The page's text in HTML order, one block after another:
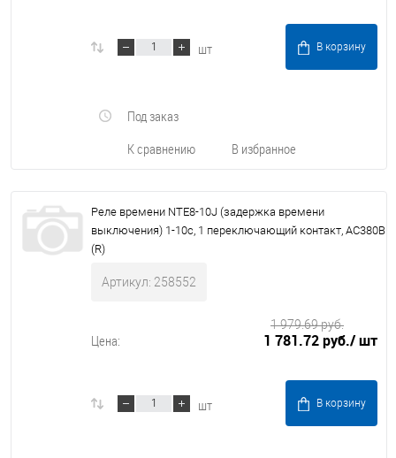
шт В корзину
К сравнению В избранное
Под заказ
Реле времени NTE8-10J (задержка времени
выключения) 1-10с, 1 переключающий контакт, AC380В
(R)
Артикул: 258552
Цена: 1 781.72 руб./ шт
1 979.69 руб.
шт В корзину